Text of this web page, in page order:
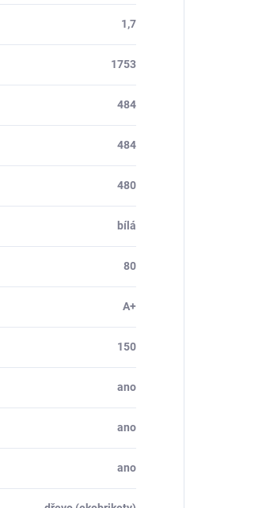
1,7
1753
484
484
480
bílá
80
A+
150
ano
ano
ano